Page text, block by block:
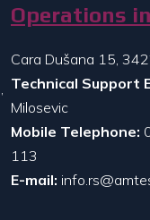
Operations
Cara Dušana 15,
Technical Support
Milosevic
Mobile Telephone:
113
E-mail: